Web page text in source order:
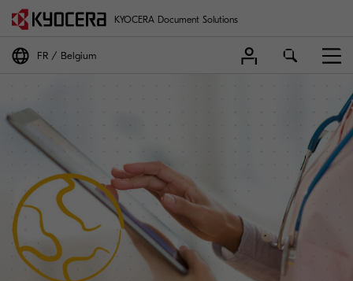
KYOCERA Document Solutions
FR Belgium